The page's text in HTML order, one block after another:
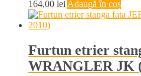
164,00 lei Adaugă în coș
Furtun etrier
WRANGLER JK